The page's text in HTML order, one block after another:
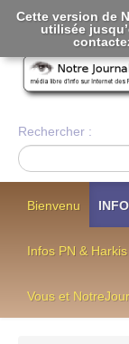
Rechercher :
Bienvenu
Infos PN & Harkis
Vous et
Cette version de
utilisée